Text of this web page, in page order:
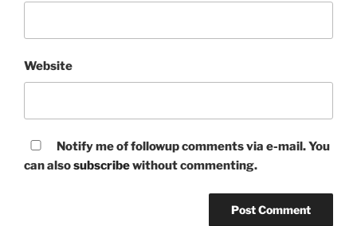
Website
Notify me of followup comments via e-mail. You
can alsosubscribewithout commenting.